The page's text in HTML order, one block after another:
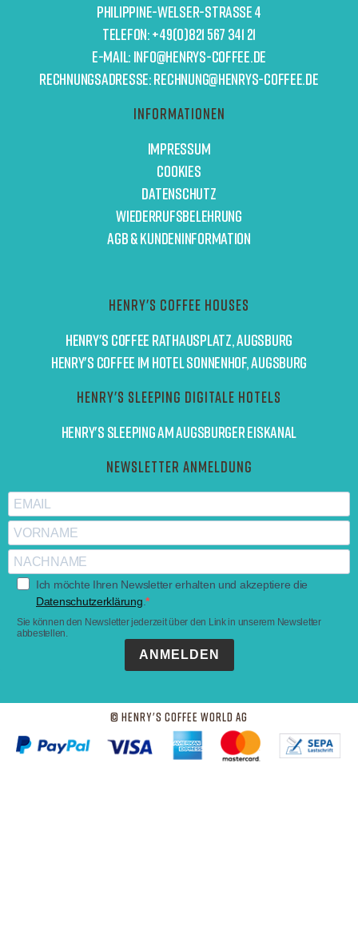
Philippine-Welser-Straße 4
Telefon: +49(0)821 567 341 21
E-Mail: info@henrys-coffee.de
Rechnungsadresse: Rechnung@henrys-coffee.de
Informationen
Impressum
Cookies
Datenschutz
Wiederrufsbelehrung
AGB & Kundeninformation
Henry's Coffee Houses
Henry's Coffee Rathausplatz, Augsburg
Henry's Coffee im Hotel Sonnenhof, Augsburg
Henry's Sleeping digitale Hotels
Henry's Sleeping am Augsburger Eiskanal
Newsletter Anmeldung
Ich möchte Ihren Newsletter erhalten und akzeptiere die
Datenschutzerklärung .
Sie können den Newsletter jederzeit über den Link in unserem Newsletter
abbestellen.
ANMELDEN
© Henry's Coffee World AG